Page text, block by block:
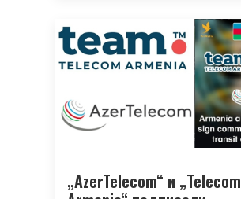
„AzerTelecom“ и „Telecom